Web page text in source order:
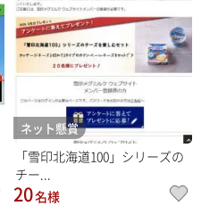
ネット懸賞
「雪印北海道100」シリーズの
チー...
20名様